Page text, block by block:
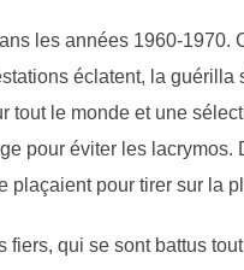
les années 1960-1970.
éclatent, la
tout le monde et une
pour éviter les
plaçaient pour tirer sur la
fiers, qui se sont battus